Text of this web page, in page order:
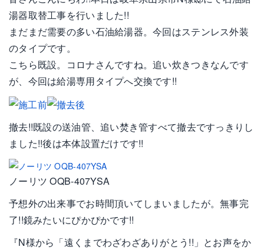
湯器取替工事を行いました!!
まだまだ需要の多い石油給湯器。今回はステンレス外装
のタイプです。
こちら既設。コロナさんですね。追い炊きつきなんです
が、今回は給湯専用タイプへ交換です!!
撤去!!既設の送油管、追い焚き管すべて撤去ですっきりし
ました!!後は本体設置だけです!!
ノーリツ OQB-407YSA
予想外の出来事でお時間頂いてしまいましたが。無事完
了!!鏡みたいにぴかぴかです!!
『N様から「遠くまでわざわざありがとう!!」とお声をか